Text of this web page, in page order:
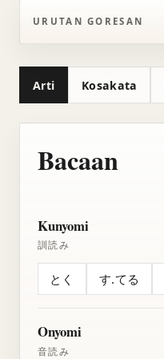
URUTAN GORESAN
Arti Kosakata
Bacaan
Kunyomi
訓読み
とく す.てる
Onyomi
音読み